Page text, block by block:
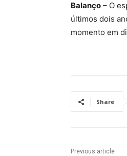
Balanço – O
últimos dois
momento em
Share
Previous article